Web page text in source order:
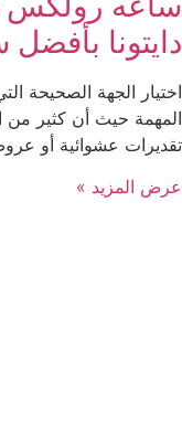
دايتونا
اختيار الجهة الصحيحة
المهمة حيث أن كثير من
تقديرات عشوائية أو
عرض المزيد »